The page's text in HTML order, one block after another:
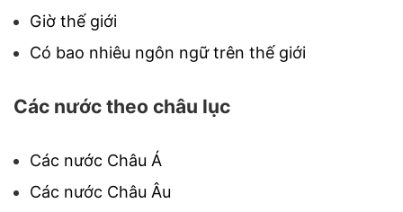
Giờ thế giới
Có bao nhiêu ngôn ngữ trên thế giới
Các nước theo châu lục
Các nước Châu Á
Các nước Châu Âu